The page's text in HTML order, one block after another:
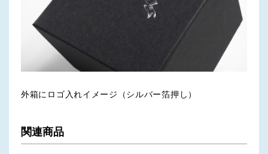
外箱にロゴ入れイメージ（シルバー箔押し）
関連商品